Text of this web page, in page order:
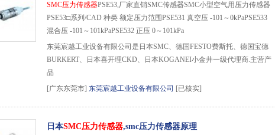
SMC压力传感器PSE53,厂家直销SMC传感器SMC小型空气用压力传感器
PSE53□系列/CAD 种类 额定压力范围PSE531 真空压 -101～0kPaPSE533
混合压 -101～101kPaPSE532 正压 0～101kPa
东莞宸越工业设备有限公司是日本SMC、德国FESTO费斯托、德国宝德
BURKERT、日本喜开理CKD、日本KOGANEI小金井一级代理商.主营产
品
[广东东莞市] 东莞宸越工业设备有限公司 [已核实]
日本SMC压力传感器,smc压力传感器原理